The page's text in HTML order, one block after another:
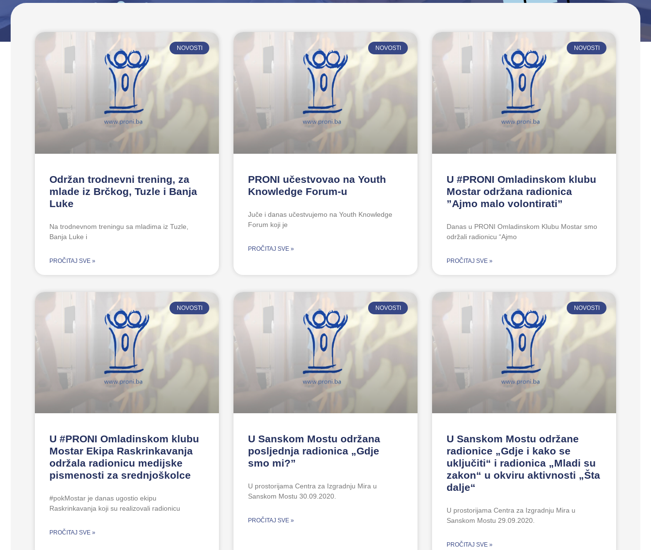
NOVOSTI
Održan trodnevni trening, za
mlade iz Brčkog, Tuzle i Banja
Luke
Na trodnevnom treningu sa mladima iz Tuzle,
Banja Luke i
PROČITAJ SVE »
NOVOSTI
PRONI učestvovao na Youth
Knowledge Forum-u
Juče i danas učestvujemo na Youth Knowledge
Forum koji je
PROČITAJ SVE »
NOVOSTI
U #PRONI Omladinskom klubu
Mostar održana radionica
”Ajmo malo volontirati”
Danas u PRONI Omladinskom Klubu Mostar smo
održali radionicu “Ajmo
PROČITAJ SVE »
NOVOSTI
U #PRONI Omladinskom klubu
Mostar Ekipa Raskrinkavanja
održala radionicu medijske
pismenosti za srednjoškolce
#pokMostar je danas ugostio ekipu
Raskrinkavanja koji su realizovali radionicu
PROČITAJ SVE »
NOVOSTI
U Sanskom Mostu održana
posljednja radionica „Gdje
smo mi?”
U prostorijama Centra za Izgradnju Mira u
Sanskom Mostu 30.09.2020.
PROČITAJ SVE »
NOVOSTI
U Sanskom Mostu održane
radionice „Gdje i kako se
uključiti“ i radionica „Mladi su
zakon“ u okviru aktivnosti „Šta
dalje“
U prostorijama Centra za Izgradnju Mira u
Sanskom Mostu 29.09.2020.
PROČITAJ SVE »